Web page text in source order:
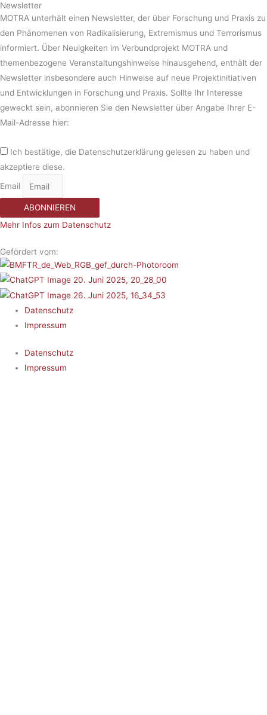
Newsletter
MOTRA unterhält einen Newsletter, der über Forschung und Praxis zu
den Phänomenen von Radikalisierung, Extremismus und Terrorismus
informiert. Über Neuigkeiten im Verbundprojekt MOTRA und
themenbezogene Veranstaltungshinweise hinausgehend, enthält der
Newsletter insbesondere auch Hinweise auf neue Projektinitiativen
und Entwicklungen in Forschung und Praxis. Sollte Ihr Interesse
geweckt sein, abonnieren Sie den Newsletter über Angabe Ihrer E-
Mail-Adresse hier:
Ich bestätige, die Datenschutzerklärung gelesen zu haben und
akzeptiere diese.
Email
ABONNIEREN
Mehr Infos zum Datenschutz
Gefördert vom:
Datenschutz
Impressum
Datenschutz
Impressum